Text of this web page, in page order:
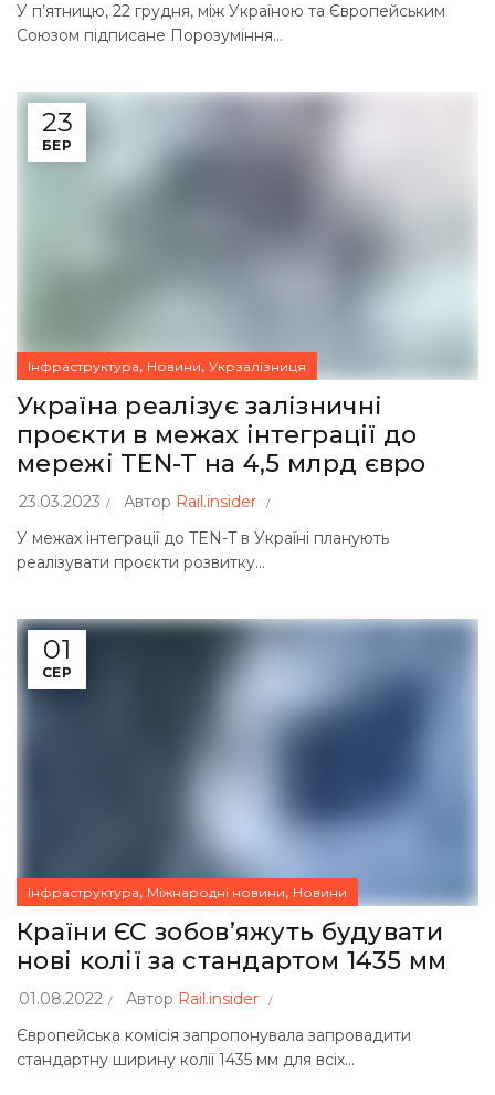
У п’ятницю, 22 грудня, між Україною та Європейським
Союзом підписане Порозуміння...
23
БЕР
Інфраструктура, Новини, Укрзалізниця
Україна реалізує залізничні
проєкти в межах інтеграції до
мережі TEN-T на 4,5 млрд євро
23.03.2023 Автор Rail.insider
У межах інтеграції до TEN-T в Україні планують
реалізувати проєкти розвитку...
01
СЕР
Інфраструктура, Міжнародні новини, Новини
Країни ЄС зобов’яжуть будувати
нові колії за стандартом 1435 мм
01.08.2022 Автор Rail.insider
Європейська комісія запропонувала запровадити
стандартну ширину колії 1435 мм для всіх...